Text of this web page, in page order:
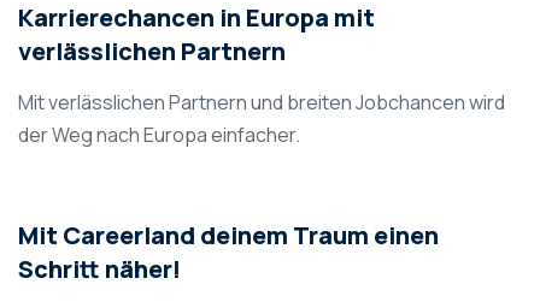
Karrierechancen in Europa mit
verlässlichen Partnern
Mit verlässlichen Partnern und breiten Jobchancen wird
der Weg nach Europa einfacher.
Mit Careerland deinem Traum einen
Schritt näher!